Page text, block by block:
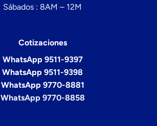
Sábados : 8AM – 12M
Cotizaciones
WhatsApp 9511-9397
WhatsApp 9511-9398
WhatsApp 9770-8881
WhatsApp 9770-8858